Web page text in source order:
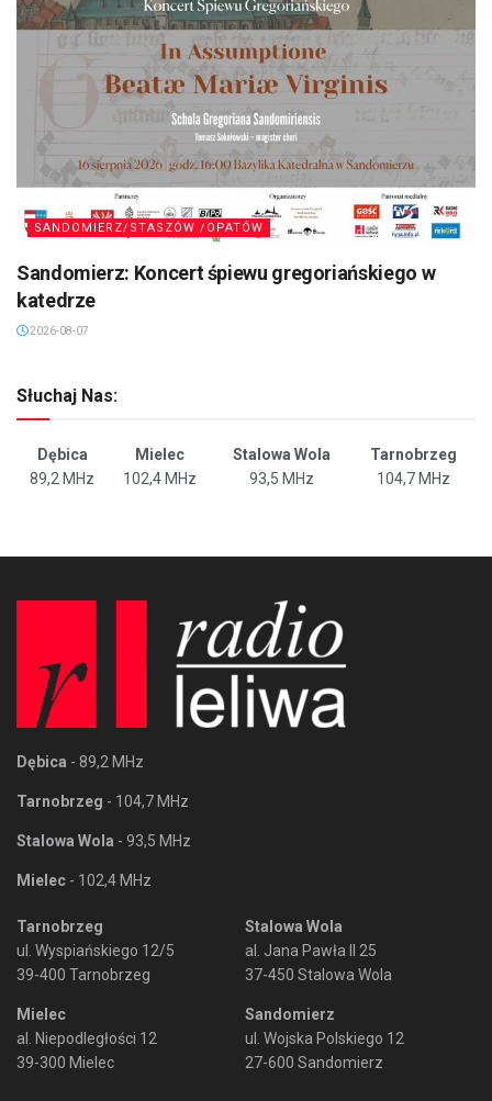
SANDOMIERZ/STASZÓW /OPATÓW
Sandomierz: Koncert śpiewu gregoriańskiego w
katedrze
2026-08-07
Słuchaj Nas:
Dębica Mielec Stalowa Wola
Tarnobrzeg
89,2 MHz
102,4 MHz 93,5 MHz 104,7 MHz
Dębica - 89,2 MHz
Tarnobrzeg - 104,7 MHz
Stalowa Wola - 93,5 MHz
Mielec - 102,4 MHz
Tarnobrzeg
ul. Wyspiańskiego 12/5
39-400 Tarnobrzeg
Mielec
al. Niepodległości 12
39-300 Mielec
Stalowa Wola
al. Jana Pawła II 25
37-450 Stalowa Wola
Sandomierz
ul. Wojska Polskiego 12
27-600 Sandomierz